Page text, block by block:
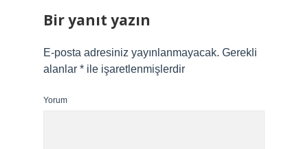
Bir yanıt yazın
E-posta adresiniz yayınlanmayacak. Gerekli
alanlar * ile işaretlenmişlerdir
Yorum